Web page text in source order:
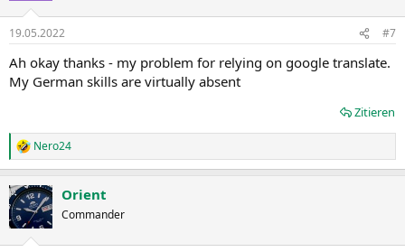
19.05.2022 #7
Ah okay thanks - my problem for relying on google translate.
My German skills are virtually absent
Zitieren
R
e
k
t
i
Nero24
Orient
Commander